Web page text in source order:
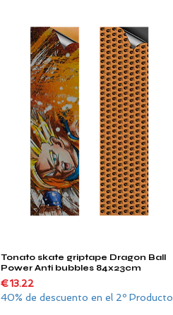
Quick View
Tonato skate griptape Dragon Ball
Power Anti bubbles 84x23cm
Price
€13.22
40% de descuento en el 2º Producto